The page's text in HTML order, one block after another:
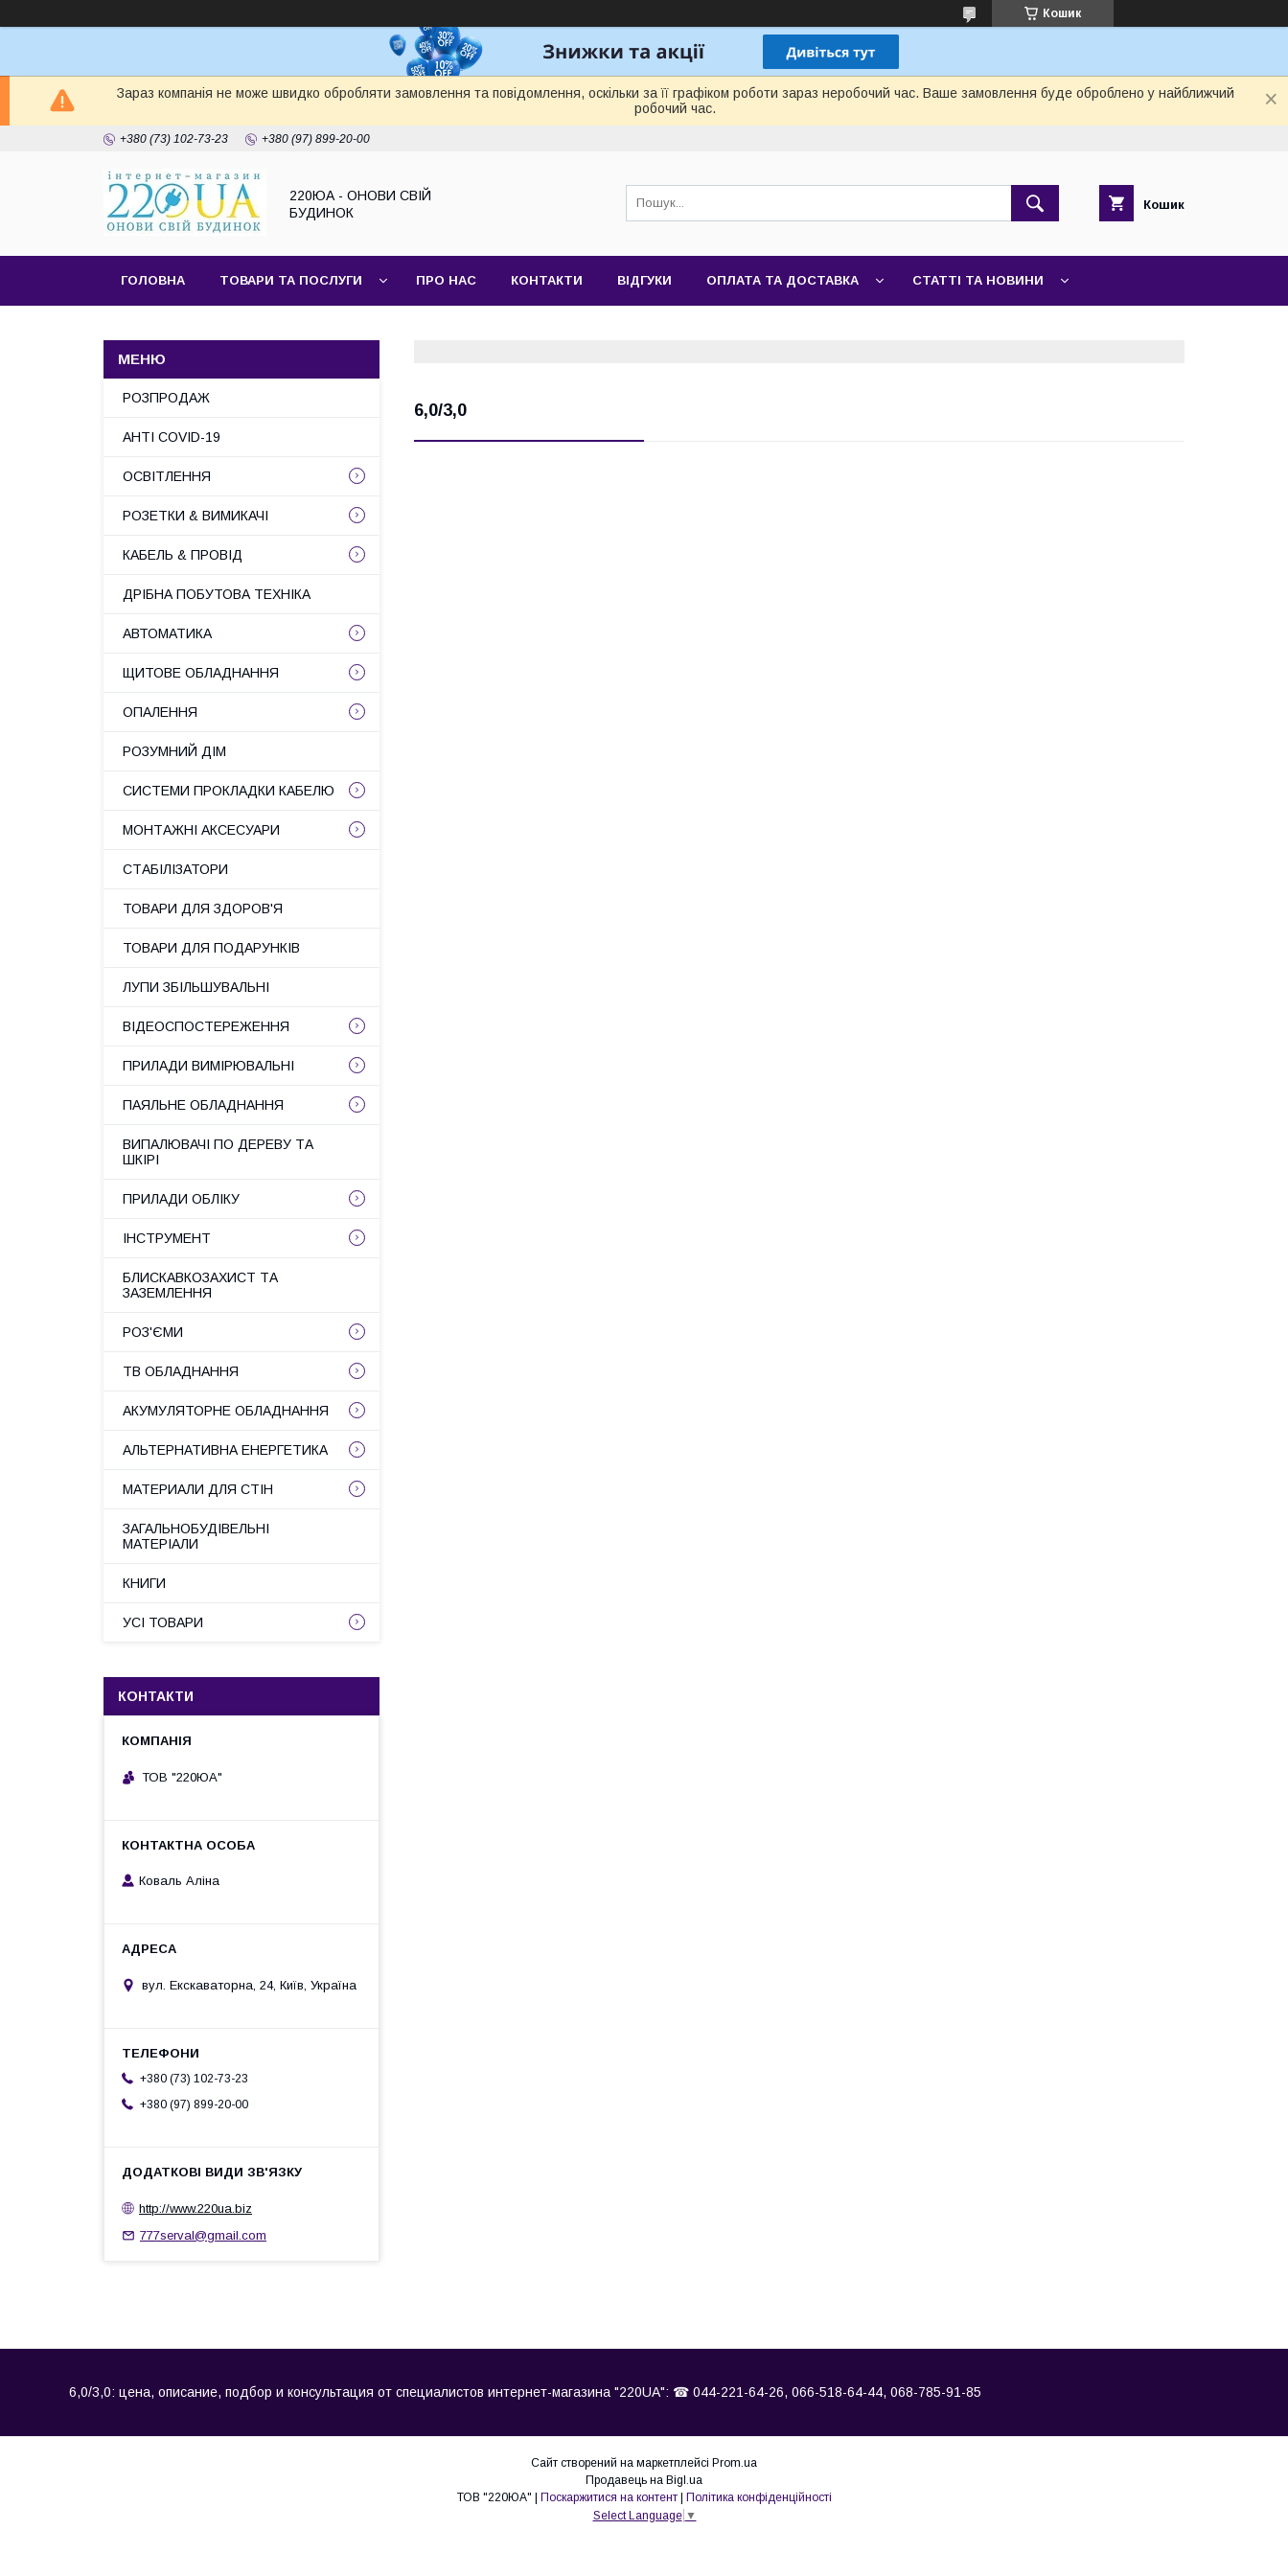
Кошик
Зараз компанія не може швидко обробляти замовлення та повідомлення, оскільки за її графіком роботи зараз неробочий час. Ваше замовлення буде оброблено у найближчий
робочий час.
+380 (73) 102-73-23 +380 (97) 899-20-00
220ЮА - ОНОВИ СВІЙ
БУДИНОК
Кошик
ГОЛОВНА ТОВАРИ ТА ПОСЛУГИ ПРО НАС КОНТАКТИ ВІДГУКИ ОПЛАТА ТА ДОСТАВКА СТАТТІ ТА НОВИНИ
6,0/3,0
РОЗПРОДАЖ
АНТІ COVID-19
ОСВІТЛЕННЯ
РОЗЕТКИ & ВИМИКАЧІ
КАБЕЛЬ & ПРОВІД
ДРІБНА ПОБУТОВА ТЕХНІКА
АВТОМАТИКА
ЩИТОВЕ ОБЛАДНАННЯ
ОПАЛЕННЯ
РОЗУМНИЙ ДІМ
СИСТЕМИ ПРОКЛАДКИ КАБЕЛЮ
МОНТАЖНІ АКСЕСУАРИ
СТАБІЛІЗАТОРИ
ТОВАРИ ДЛЯ ЗДОРОВ'Я
ТОВАРИ ДЛЯ ПОДАРУНКІВ
ЛУПИ ЗБІЛЬШУВАЛЬНІ
ВІДЕОСПОСТЕРЕЖЕННЯ
ПРИЛАДИ ВИМІРЮВАЛЬНІ
ПАЯЛЬНЕ ОБЛАДНАННЯ
ВИПАЛЮВАЧІ ПО ДЕРЕВУ ТА
ШКІРІ
ПРИЛАДИ ОБЛІКУ
ІНСТРУМЕНТ
БЛИСКАВКОЗАХИСТ ТА
ЗАЗЕМЛЕННЯ
РОЗ'ЄМИ
ТВ ОБЛАДНАННЯ
АКУМУЛЯТОРНЕ ОБЛАДНАННЯ
АЛЬТЕРНАТИВНА ЕНЕРГЕТИКА
МАТЕРИАЛИ ДЛЯ СТІН
ЗАГАЛЬНОБУДІВЕЛЬНІ
МАТЕРІАЛИ
КНИГИ
УСІ ТОВАРИ
КОНТАКТИ
ТОВ "220ЮА"
Коваль Аліна
вул. Екскаваторна, 24, Київ, Україна
+380 (73) 102-73-23
+380 (97) 899-20-00
http://www.220ua.biz
777serval@gmail.com
6,0/3,0: цена, описание, подбор и консультация от специалистов интернет-магазина "220UA": ☎ 044-221-64-26, 066-518-64-44, 068-785-91-85
Сайт створений на маркетплейсі Prom.ua
Продавець на Bigl.ua
ТОВ "220ЮА" | Поскаржитися на контент | Політика конфіденційності
Select Language ▼